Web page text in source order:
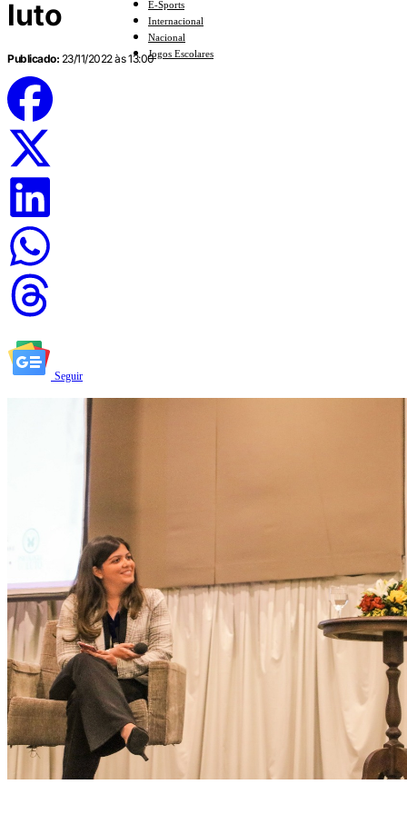
E-Sports
Internacional
Nacional
Jogos Escolares
luto
Publicado: 23/11/2022 às 13:00
Seguir